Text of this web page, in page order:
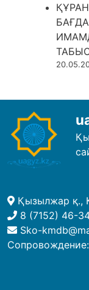
Қызылжар қ.,
8 (7152) 46-
Sko-
Сопровождение: